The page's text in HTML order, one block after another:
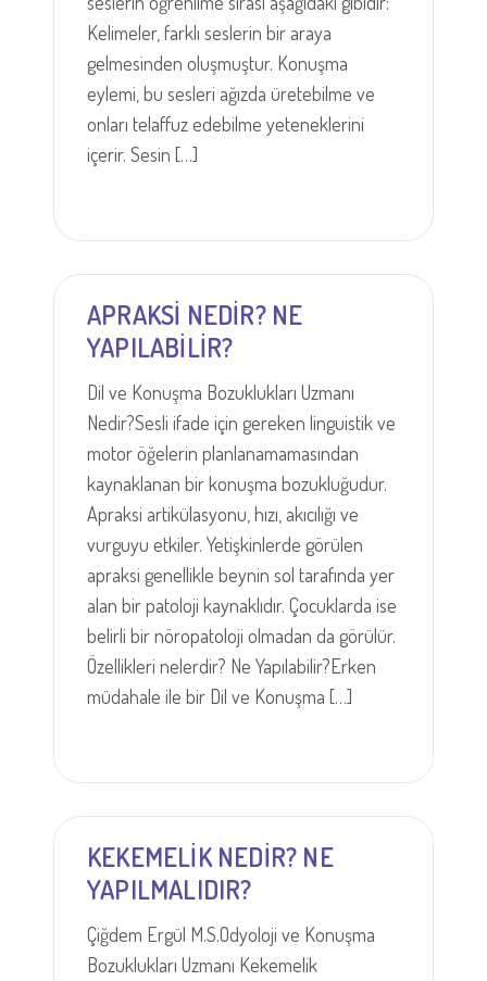
Kelimeler, farklı seslerin bir araya
gelmesinden oluşmuştur. Konuşma
eylemi, bu sesleri ağızda üretebilme ve
onları telaffuz edebilme yeteneklerini
içerir. Sesin […]
APRAKSİ NEDİR? NE
YAPILABİLİR?
Dil ve Konuşma Bozuklukları Uzmanı
Nedir?Sesli ifade için gereken linguistik ve
motor öğelerin planlanamamasından
kaynaklanan bir konuşma bozukluğudur.
Apraksi artikülasyonu, hızı, akıcılığı ve
vurguyu etkiler. Yetişkinlerde görülen
apraksi genellikle beynin sol tarafında yer
alan bir patoloji kaynaklıdır. Çocuklarda ise
belirli bir nöropatoloji olmadan da görülür.
Özellikleri nelerdir? Ne Yapılabilir?Erken
müdahale ile bir Dil ve Konuşma […]
KEKEMELİK NEDİR? NE
YAPILMALIDIR?
Çiğdem Ergül M.S.Odyoloji ve Konuşma
Bozuklukları Uzmanı Kekemelik